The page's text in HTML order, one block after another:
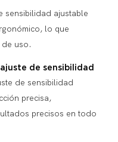
sensibilidad ajustable
lo que
uso.
de sensibilidad
de sensibilidad
precisa,
precisos en todo